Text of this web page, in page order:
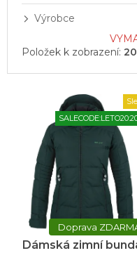
Výrobce
Položek k zobrazení: 20
Dámská zimní